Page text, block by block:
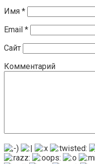
Имя *
Email *
Сайт
Комментарий